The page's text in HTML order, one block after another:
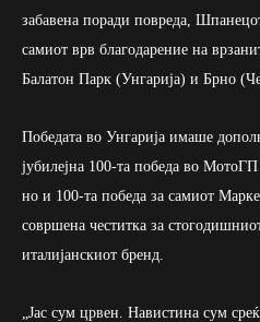
забавена поради повреда,
самиот врв благодарение на
Балатон Парк (Унгарија) и Брно
Победата во Унгарија имаше
јубилејна 100-та победа во
но и 100-та победа за самиот
совршена честитка за
италијанскиот бренд.
„Јас сум црвен. Навистина сум